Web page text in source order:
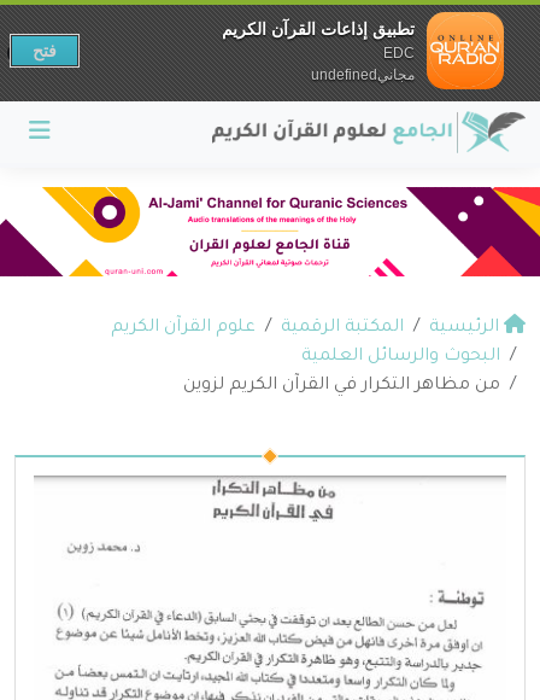
الرئيسية المكتبة الرقمية
علوم القرآن الكريم
البحوث والرسائل العلمية
من مظاهر التكرار في القرآن الكريم لزوين
تطبيق إذاعات القرآن الكريم
EDC
مجانيundefined
فتح